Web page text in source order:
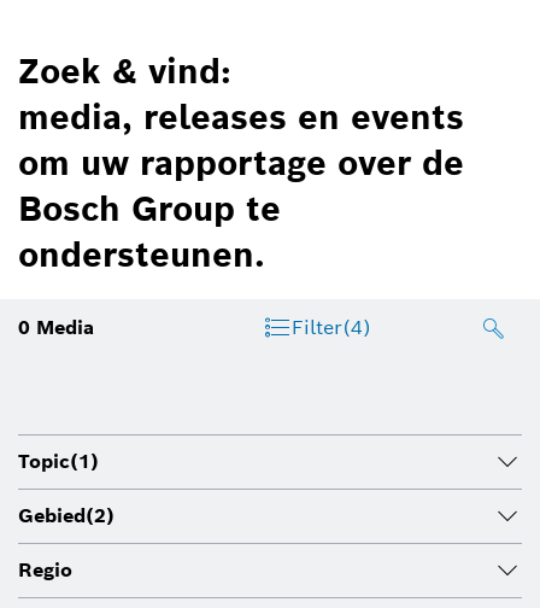
Zoek & vind:
media, releases en events
om uw rapportage over de
Bosch Group te
ondersteunen.
0 Media Filter(4)
Topic(1)
Gebied(2)
Regio